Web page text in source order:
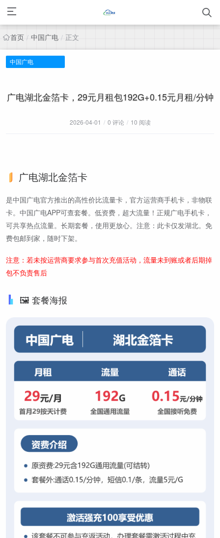
首页 / 中国广电 / 正文
中国广电
广电湖北金箔卡，29元月租包192G+0.15元月租/分钟
2026-04-01 / 0 评论 / 10 阅读
广电湖北金箔卡
是中国广电官方推出的高性价比流量卡，官方运营商手机卡，非物联
卡。中国广电APP可查套餐。低资费，超大流量！正规广电手机卡，
可共享热点流量。长期套餐，使用更放心。注意：此卡仅发湖北。免
费包邮到家，随时下架。
注意：若未按运营商要求参与首次充值活动，流量未到账或者后期掉
包不负责售后
🖼️ 套餐海报